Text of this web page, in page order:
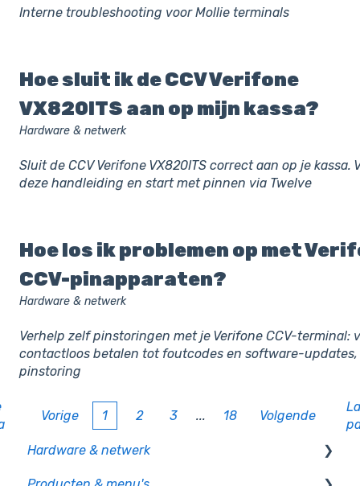
Interne troubleshooting voor Mollie terminals
Hoe sluit ik de CCV Verifone
VX820ITS aan op mijn kassa?
Hardware & netwerk
Sluit de CCV Verifone VX820ITS correct aan op je kassa.
deze handleiding en start met pinnen via Twelve
Hoe los ik problemen op met
CCV-pinapparaten?
Hardware & netwerk
Verhelp zelf pinstoringen met je Verifone CCV-terminal:
contactloos betalen tot foutcodes en software-updates,
pinstoring
Vorige 1 2 3 ... 18 Volgende
Hardware & netwerk